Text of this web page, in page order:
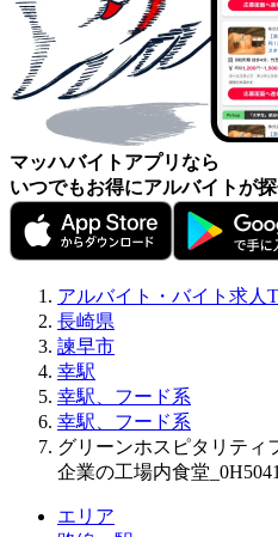
マッハバイトアプリなら
いつでもお得にアルバイトが探
アルバイト・バイト求人
長崎県
諫早市
幸駅
幸駅、フード系
幸駅、フード系
グリーンホスピタリティ
企業の工場内食堂_0H5041
エリア